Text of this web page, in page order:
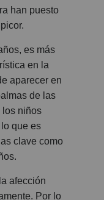
han puesto
es más
en la
aparecer en
de las
los niños
que es
clave como
afección
Por lo